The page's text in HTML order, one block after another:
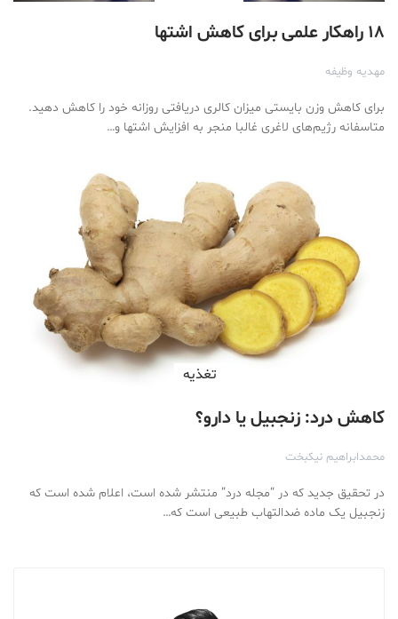
۱۸ راهکار علمی برای کاهش اشتها
مهدیه وظیفه
برای کاهش وزن بایستی میزان کالری دریافتی روزانه خود را کاهش دهید.
متاسفانه رژیم‌های لاغری غالبا منجر به افزایش اشتها و…
تغذیه
کاهش درد: زنجبیل یا دارو؟
محمدابراهیم نیکبخت
در تحقیق جدید که در “مجله درد” منتشر شده است، اعلام شده است که
زنجبیل یک ماده ضدالتهاب طبیعی است که…